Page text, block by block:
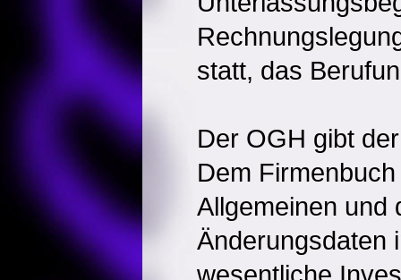
statt, das
Der OGH gibt
Dem
Allgemeinen und
Änderungsdaten